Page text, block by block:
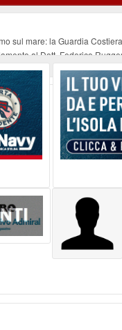
sul mare: la Guardia
al Dott. Federico
riaffiora una testimonianza
-07-08-2026
piano dell'Autorità